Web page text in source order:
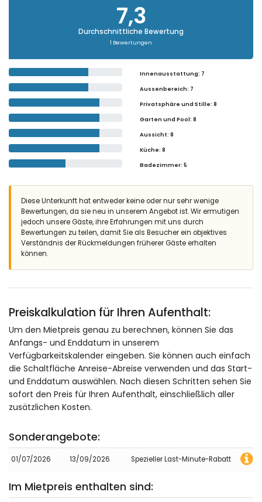
7,3
Durchschnittliche Bewertung
1 Bewertungen
Innenausstattung: 7
Aussenbereich: 7
Privatsphäre und Stille: 8
Garten und Pool: 8
Aussicht: 8
Küche: 8
Badezimmer: 5
Diese Unterkunft hat entweder keine oder nur sehr wenige
Bewertungen, da sie neu in unserem Angebot ist. Wir ermutigen
jedoch unsere Gäste, ihre Erfahrungen mit uns durch
Bewertungen zu teilen, damit Sie als Besucher ein objektives
Verständnis der Rückmeldungen früherer Gäste erhalten
können.
Preiskalkulation für Ihren Aufenthalt:
Um den Mietpreis genau zu berechnen, können Sie das
Anfangs- und Enddatum in unserem
Verfügbarkeitskalender eingeben. Sie können auch einfach
die Schaltfläche Anreise-Abreise verwenden und das Start-
und Enddatum auswählen. Nach diesen Schritten sehen Sie
sofort den Preis für Ihren Aufenthalt, einschließlich aller
zusätzlichen Kosten.
Sonderangebote:
01/07/2026 13/09/2026 Spezieller Last-Minute-Rabatt
Im Mietpreis enthalten sind: